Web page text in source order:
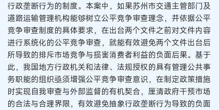
行政垄断行为的制度。本案中，如果苏州市交通主管部门及
道路运输管理机构能够树立公平竞争审查理念，并依据公平
竞争审查制度的具体要求，在出台两个文件之前对文件内容
进行系统化的公平竞争审查，就能有效避免两个文件出台后
所导致的排斥市场竞争与损害消费者利益的负面后果。基于
此，我国地方行政机关和法律、法规授权的具有管理公共事
务职能的组织亟须增强公平竞争审查意识，在制定政策措施
时实现自我审查与外部监督的有机契合，厘清政府干预市场
的合法与合理界限，有效避免抽象行政垄断行为导致的负面